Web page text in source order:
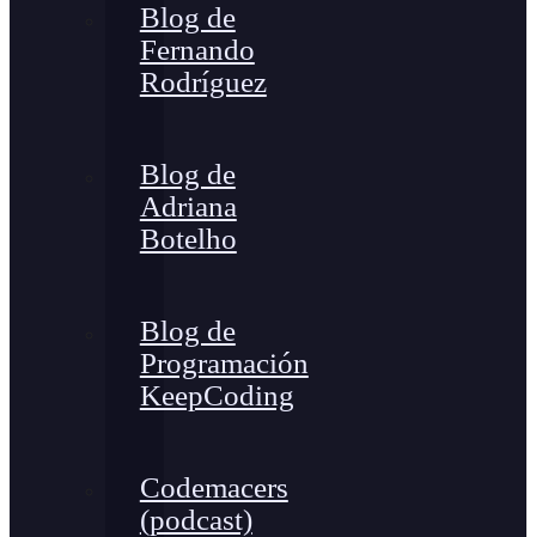
Blog de
Fernando
Rodríguez
Blog de
Adriana
Botelho
Blog de
Programación
KeepCoding
Codemacers
(podcast)